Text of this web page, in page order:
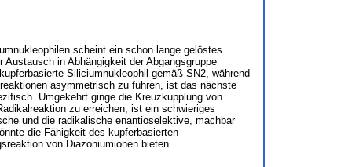
scheint ein schon lange gelöstes
in Abhängigkeit der Abgangsgruppe
Siliciumnukleophil gemäß SN2, während
asymmetrisch zu führen, ist das nächste
Umgekehrt ginge die Kreuzkupplung von
zu erreichen, ist ein schwieriges
und die radikalische enantioselektive, machbar
die Fähigkeit des kupferbasierten
von Diazoniumionen bieten.